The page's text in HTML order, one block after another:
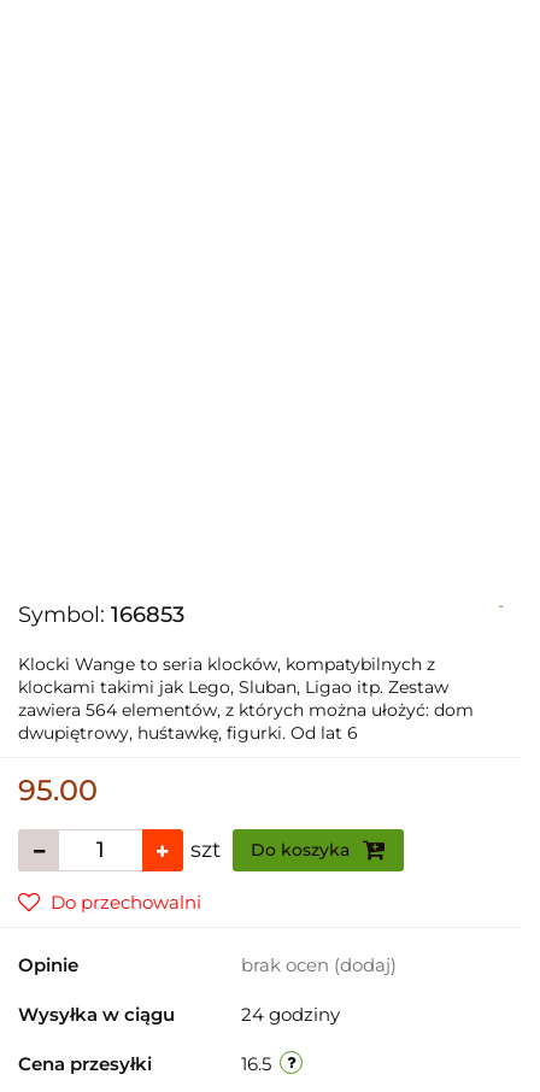
Symbol: 166853 -
Klocki Wange to seria klocków, kompatybilnych z
klockami takimi jak Lego, Sluban, Ligao itp. Zestaw
zawiera 564 elementów, z których można ułożyć: dom
dwupiętrowy, huśtawkę, figurki. Od lat 6
95.00
szt Do koszyka
Do przechowalni
Opinie brak ocen (dodaj)
Wysyłka w ciągu 24 godziny
Cena przesyłki 16.5